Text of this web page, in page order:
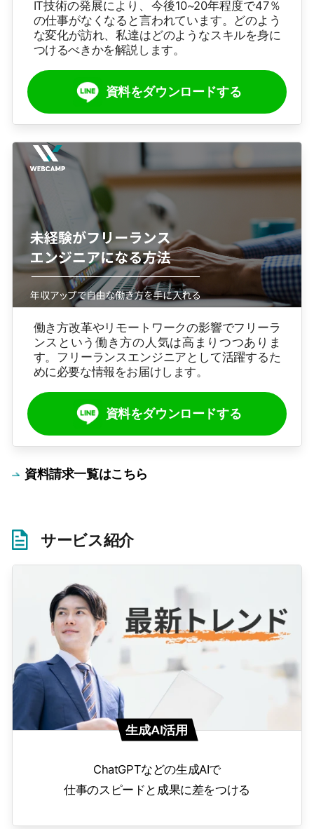
IT技術の発展により、今後10~20年程度で47％
の仕事がなくなると言われています。どのよう
な変化が訪れ、私達はどのようなスキルを身に
つけるべきかを解説します。
資料をダウンロードする
働き方改革やリモートワークの影響でフリーラ
ンスという働き方の人気は高まりつつありま
す。フリーランスエンジニアとして活躍するた
めに必要な情報をお届けします。
資料をダウンロードする
資料請求一覧はこちら
サービス紹介
生成AI活用
ChatGPTなどの生成AIで
仕事のスピードと成果に差をつける